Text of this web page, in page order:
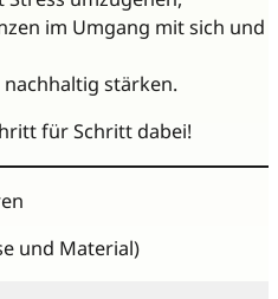
im Umgang mit sich und
stärken.
für Schritt dabei!
und Material)